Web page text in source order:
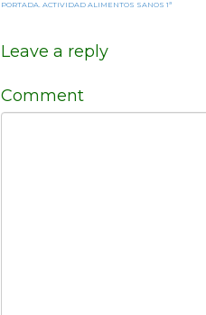
PORTADA. ACTIVIDAD ALIMENTOS SANOS 1ª
Leave a reply
Comment